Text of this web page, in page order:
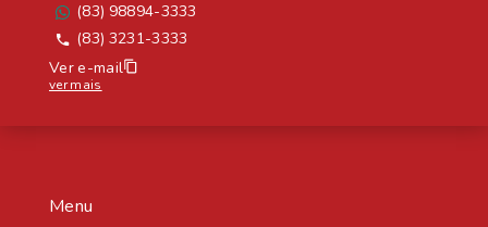
Menu
(83) 98894-3333
(83) 3231-3333
Ver e-mail
ver mais